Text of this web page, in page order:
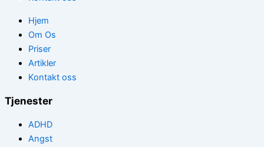
Hjem
Om Os
Priser
Artikler
Kontakt oss
Tjenester
ADHD
Angst